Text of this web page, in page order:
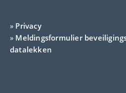
» Privacy
» Meldingsformulier
datalekken